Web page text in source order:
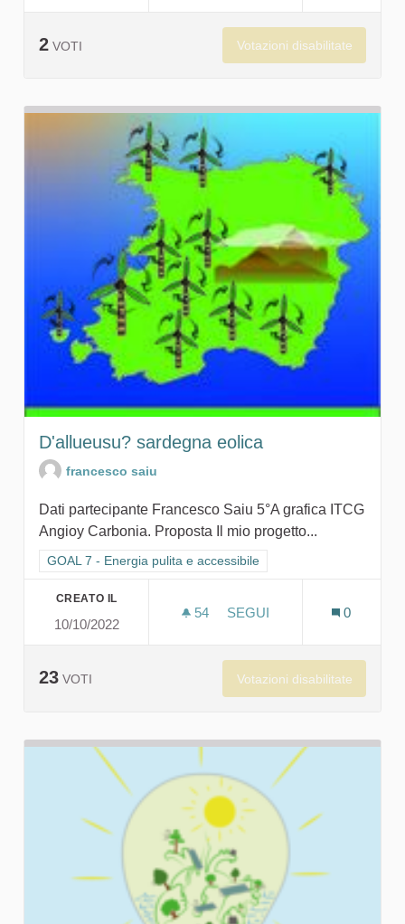
2 VOTI Votazioni disabilitate
D'allueusu? sardegna eolica
francesco saiu
Dati partecipante Francesco Saiu 5°A grafica ITCG
Angioy Carbonia. Proposta Il mio progetto...
Filtra i risultati per categoria: GOAL 7 - Energia pulita e
GOAL 7 - Energia pulita e accessibile
CREATO IL
10/10/2022
54 54 SOSTENITORI
SEGUI
0
23 VOTI Votazioni disabilitate